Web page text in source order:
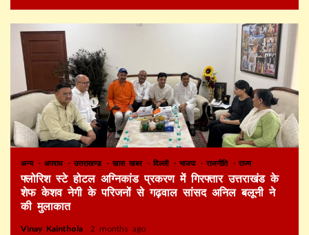
अन्य अपराध उत्तराखण्ड खास खबर दिल्ली भाजपा राजनीति राज्य
फ्लोरिश स्टे होटल अग्निकांड प्रकरण में गिरफ्तार उत्तराखंड के
शेफ केशव नेगी के परिजनों से गढ़वाल सांसद अनिल बलूनी ने
की मुलाकात
Vinay Kainthola 2 months ago